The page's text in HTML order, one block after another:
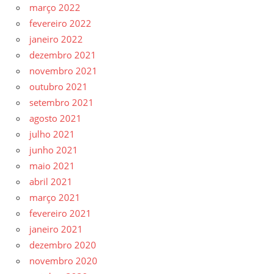
março 2022
fevereiro 2022
janeiro 2022
dezembro 2021
novembro 2021
outubro 2021
setembro 2021
agosto 2021
julho 2021
junho 2021
maio 2021
abril 2021
março 2021
fevereiro 2021
janeiro 2021
dezembro 2020
novembro 2020